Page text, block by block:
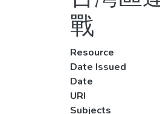
戰
Resource
Date Issued
Date
URI
Subjects